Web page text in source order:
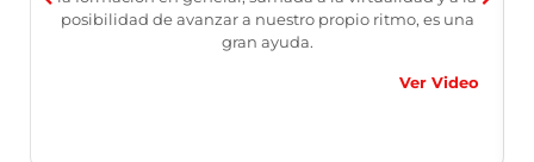
posibilidad de avanzar a nuestro propio ritmo, es una
gran ayuda.
Ver Video